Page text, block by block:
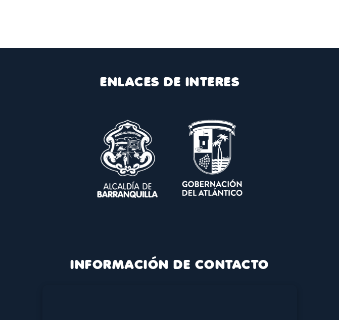
ENLACES DE INTERES
INFORMACIÓN DE CONTACTO